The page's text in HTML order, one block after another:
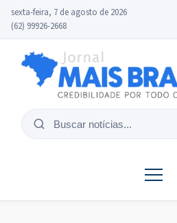
sexta-feira, 7 de agosto de 2026
(62) 99926-2668
Buscar